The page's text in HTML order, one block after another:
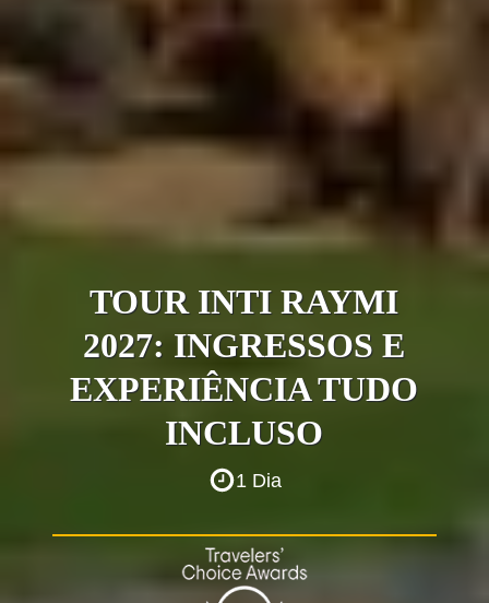
TOUR INTI RAYMI
2027: INGRESSOS E
EXPERIÊNCIA TUDO
INCLUSO
1 Dia